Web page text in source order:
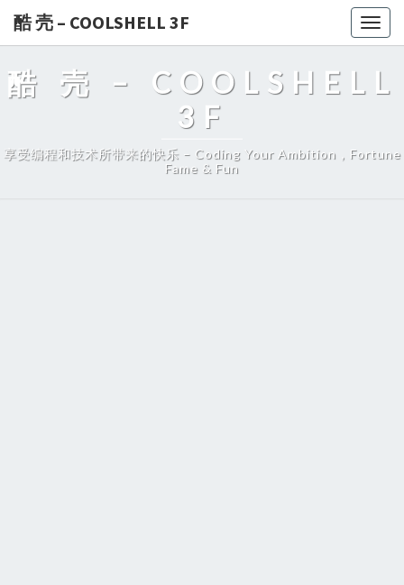
酷 壳 – COOLSHELL 3F
酷 壳 – COOLSHELL
3F
享受编程和技术所带来的快乐 – Coding Your Ambition，Fortune
Fame & Fun